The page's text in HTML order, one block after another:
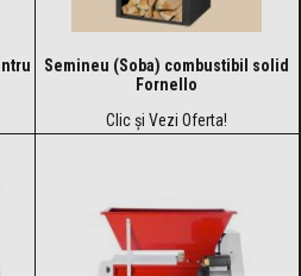
Semineu (Soba) combustibil solid
Fornello
Clic și Vezi Oferta!